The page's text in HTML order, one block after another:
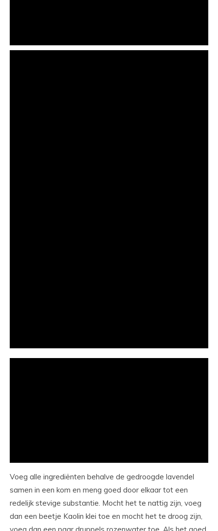
Voeg alle ingrediënten behalve de gedroogde lavendel
samen in een kom en meng goed door elkaar tot een
redelijk stevige substantie. Mocht het te nattig zijn, voeg
dan een beetje Kaolin klei toe en mocht het te droog zijn,